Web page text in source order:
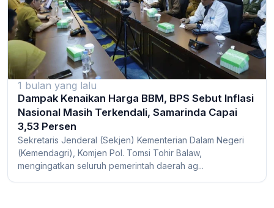
1 bulan yang lalu
Dampak Kenaikan Harga BBM, BPS Sebut Inflasi
Nasional Masih Terkendali, Samarinda Capai
3,53 Persen
Sekretaris Jenderal (Sekjen) Kementerian Dalam Negeri
(Kemendagri), Komjen Pol. Tomsi Tohir Balaw,
mengingatkan seluruh pemerintah daerah ag...